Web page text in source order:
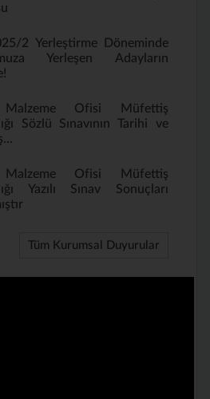
2 Yerleştirme Döneminde
Yerleşen Adayların
Ofisi Müfettiş
Sözlü Sınavının Tarihi ve
Ofisi Müfettiş
Yazılı Sınav Sonuçları
Tüm Kurumsal Duyurular